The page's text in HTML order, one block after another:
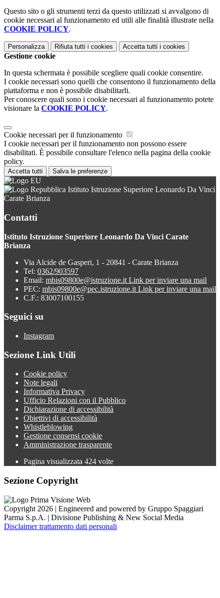
Questo sito o gli strumenti terzi da questo utilizzati si avvalgono di
cookie necessari al funzionamento ed utili alle finalità illustrate nella
COOKIE POLICY.
Personalizza Rifiuta tutti i cookies Accetta tutti i cookies
Gestione cookie
In questa schermata è possibile scegliere quali cookie consentire.
I cookie necessari sono quelli che consentono il funzionamento della
piattaforma e non è possibile disabilitarli.
Per conoscere quali sono i cookie necessari al funzionamento potete
visionare la COOKIE POLICY.
Cookie necessari per il funzionamento
I cookie necessari per il funzionamento non possono essere
disabilitati. È possibile consultare l'elenco nella pagina della cookie
policy.
Accetta tutti Salva le preferenze
Istituto Istruzione Superiore Leonardo Da Vinci
Carate Brianza
Contatti
Istituto Istruzione Superiore Leonardo Da Vinci Carate
Brianza
Via Alcide de Gasperi, 1 - 20841 - Carate Brianza
Tel: 0362/903597
Email: mbis09800e@istruzione.it Link per inviare una mail
PEC: mbis09800e@pec.istruzione.it Link per inviare una mail
C.F.: 83007100155
Seguici su
Instagram
Sezione Link Utili
Cookie policy
Note legali
Informativa Privacy
Ufficio Relazioni con il Pubblico
Dichiarazione di accessibilità
Obiettivi di accessibilità
Whistleblowing
Gestione consensi cookie
Amministrazione trasparente
Pagina visualizzata 424 volte
Sezione Copyright
Copyright 2026 | Engineered and powered by Gruppo Spaggiari
Parma S.p.A. | Divisione Publishing & New Social Media
Disclaimer trattamento dati personali